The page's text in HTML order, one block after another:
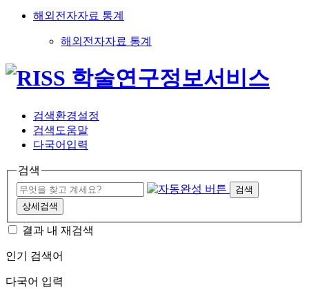
해외전자자료 통계
해외전자자료 통계
검색환경설정
검색도움말
다국어입력
검색
검색
상세검색
결과 내 재검색
인기 검색어
다국어 입력